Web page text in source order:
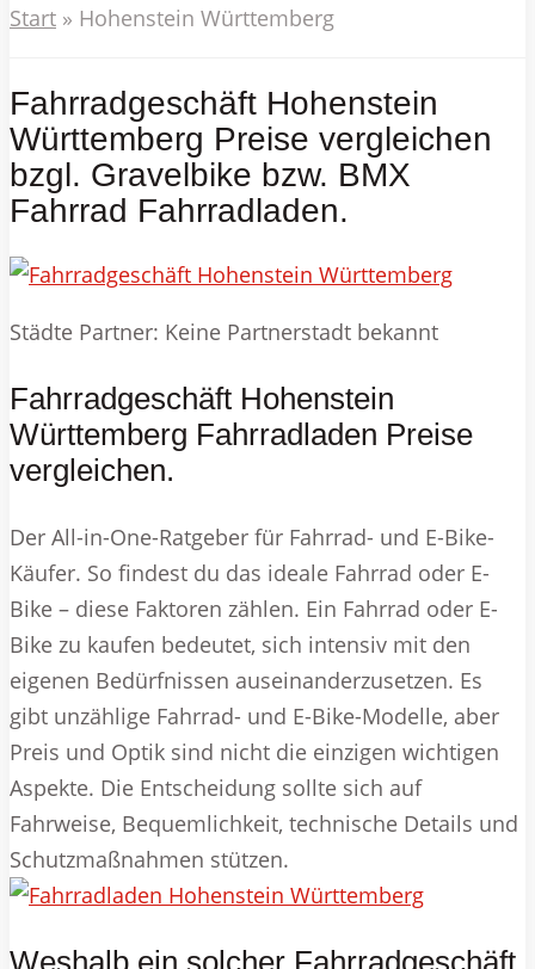
Start » Hohenstein Württemberg
Fahrradgeschäft Hohenstein
Württemberg Preise vergleichen
bzgl. Gravelbike bzw. BMX
Fahrrad Fahrradladen.
Städte Partner: Keine Partnerstadt bekannt
Fahrradgeschäft Hohenstein
Württemberg Fahrradladen Preise
vergleichen.
Der All-in-One-Ratgeber für Fahrrad- und E-Bike-
Käufer. So findest du das ideale Fahrrad oder E-
Bike – diese Faktoren zählen. Ein Fahrrad oder E-
Bike zu kaufen bedeutet, sich intensiv mit den
eigenen Bedürfnissen auseinanderzusetzen. Es
gibt unzählige Fahrrad- und E-Bike-Modelle, aber
Preis und Optik sind nicht die einzigen wichtigen
Aspekte. Die Entscheidung sollte sich auf
Fahrweise, Bequemlichkeit, technische Details und
Schutzmaßnahmen stützen.